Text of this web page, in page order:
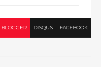
BLOGGER DISQUS FACEBOOK